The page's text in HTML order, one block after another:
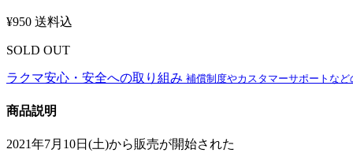
¥950 送料込
SOLD OUT
ラクマ安心・安全への取り組み 補償制度やカスタマーサポートなど
商品説明
2021年7月10日(土)から販売が開始された